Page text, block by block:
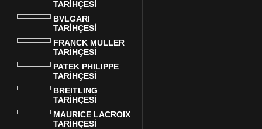
TARİHÇESİ
BVLGARI
TARİHÇESİ
FRANCK MULLER
TARİHÇESİ
PATEK PHILIPPE
TARİHÇESİ
BREITLING
TARİHÇESİ
MAURICE LACROIX
TARİHÇESİ